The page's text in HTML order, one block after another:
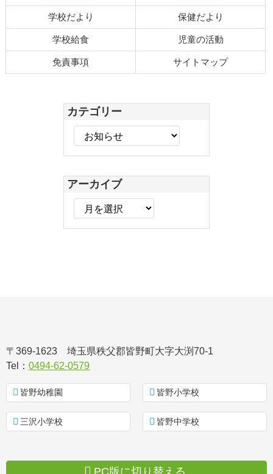
先
戻
る
学校だより 保健だより
学校給食 児童の活動
免責事項 サイトマップ
カテゴリー
リ
ー
アーカイブ
ー
皆野町立国神小学
校
〒369-1623 埼玉県秩父郡皆野町大字大渕70-1
Tel： 0494-62-0579
皆野幼稚園 皆野小学校
三沢小学校 皆野中学校